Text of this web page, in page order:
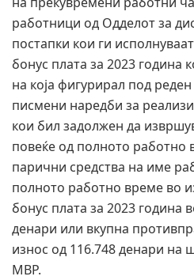
работници од Одделот за
постапки кои ги
бонус плата за 2023 година
на која фигурирал под
писмени наредби за
кои бил задолжен да
повеќе од полното работно
парични средства на име
полното работно време во
бонус плата за 2023 година
денари или вкупна
износ од 116.748 денари на
МВР.